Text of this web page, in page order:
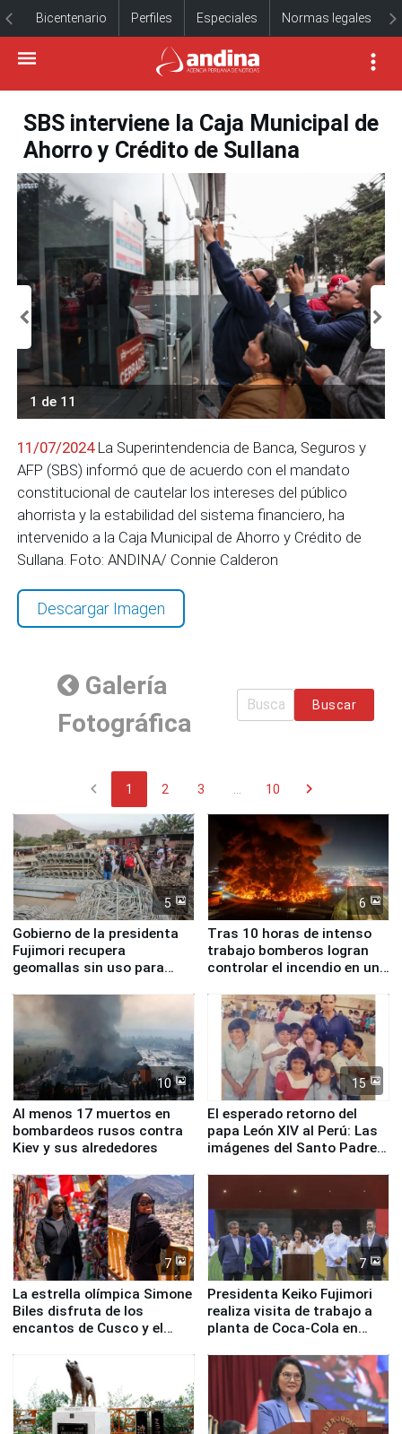
Bicentenario Perfiles Especiales Normas legales
SBS interviene la Caja Municipal de
Ahorro y Crédito de Sullana
1 de 11
11/07/2024La Superintendencia de Banca, Seguros y
AFP (SBS) informó que de acuerdo con el mandato
constitucional de cautelar los intereses del público
ahorrista y la estabilidad del sistema financiero, ha
intervenido a la Caja Municipal de Ahorro y Crédito de
Sullana. Foto: ANDINA/ Connie Calderon
Descargar Imagen
Galería
Fotográfica
Buscar
chevron_left 1 2 3 10 chevron_right
5
Gobierno de la presidenta
Fujimori recupera
geomallas sin uso para
Fenómeno El Niño
6
Tras 10 horas de intenso
trabajo bomberos logran
controlar el incendio en una
de Chile
10
Al menos 17 muertos en
bombardeos rusos contra
Kiev y sus alrededores
15
El esperado retorno del
papa León XIV al Perú: Las
imágenes del Santo Padre
7
La estrella olímpica Simone
Biles disfruta de los
encantos de Cusco y el
7
Presidenta Keiko Fujimori
realiza visita de trabajo a
planta de Coca-Cola en